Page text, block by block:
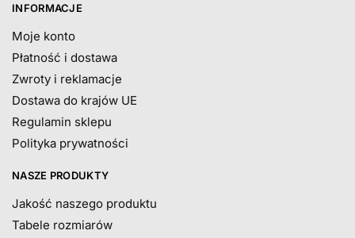
INFORMACJE
Moje konto
Płatność i dostawa
Zwroty i reklamacje
Dostawa do krajów UE
Regulamin sklepu
Polityka prywatności
NASZE PRODUKTY
Jakość naszego produktu
Tabele rozmiarów